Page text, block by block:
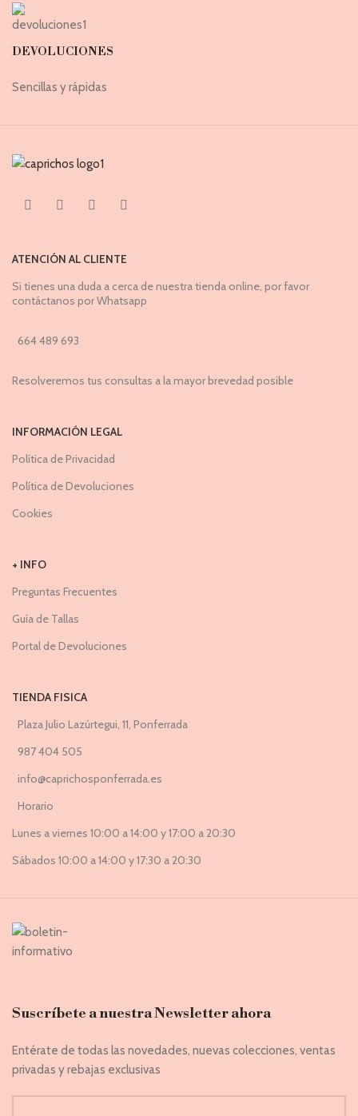
DEVOLUCIONES
Sencillas y rápidas
ATENCIÓN AL CLIENTE
Si tienes una duda a cerca de nuestra tienda online, por favor
contáctanos por Whatsapp
664 489 693
Resolveremos tus consultas a la mayor brevedad posible
INFORMACIÓN LEGAL
Política de Privacidad
Política de Devoluciones
Cookies
+ INFO
Preguntas Frecuentes
Guía de Tallas
Portal de Devoluciones
TIENDA FISICA
Plaza Julio Lazúrtegui, 11, Ponferrada
987 404 505
info@caprichosponferrada.es
Horario
Lunes a viernes 10:00 a 14:00 y 17:00 a 20:30
Sábados 10:00 a 14:00 y 17:30 a 20:30
Suscríbete a nuestra Newsletter ahora
Entérate de todas las novedades, nuevas colecciones, ventas
privadas y rebajas exclusivas